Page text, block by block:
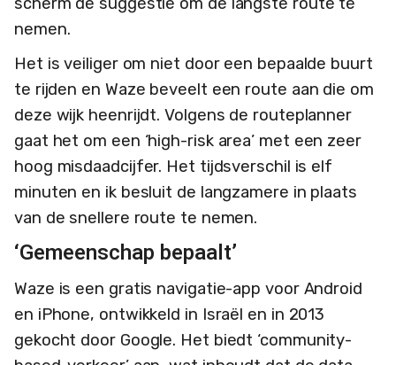
nemen.
Het is veiliger om niet door een bepaalde buurt
te rijden en Waze beveelt een route aan die om
deze wijk heenrijdt. Volgens de routeplanner
gaat het om een ‘high-risk area’ met een zeer
hoog misdaadcijfer. Het tijdsverschil is elf
minuten en ik besluit de langzamere in plaats
van de snellere route te nemen.
‘Gemeenschap bepaalt’
Waze is een gratis navigatie-app voor Android
en iPhone, ontwikkeld in Israël en in 2013
gekocht door Google. Het biedt ‘community-